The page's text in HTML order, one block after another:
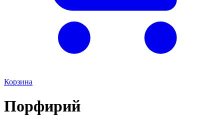
Корзина
Порфирий